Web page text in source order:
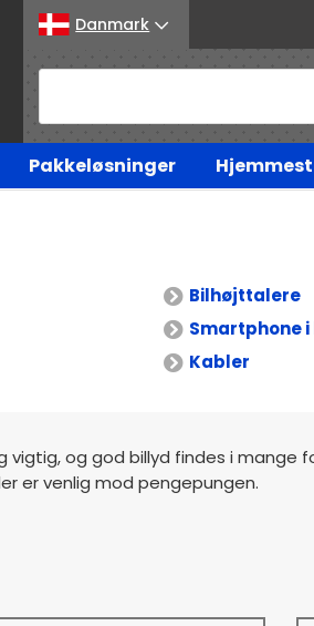
Danmark
Pakkeløsninger
Bilhøjttalere
Smartphone i
Kabler
vigtig, og god billyd findes i
er venlig mod pengepungen.